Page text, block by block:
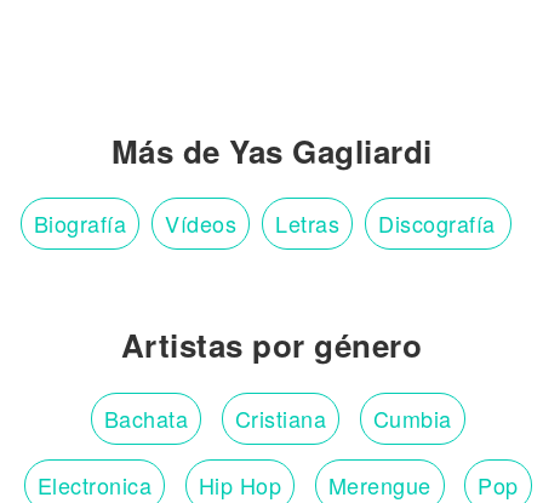
Más de Yas Gagliardi
Biografía Vídeos Letras Discografía
Artistas por género
Bachata Cristiana Cumbia
Electronica Hip Hop Merengue Pop